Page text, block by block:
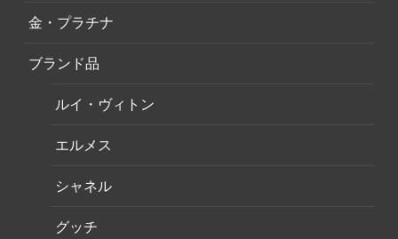
金・プラチナ
ブランド品
ルイ・ヴィトン
エルメス
シャネル
グッチ